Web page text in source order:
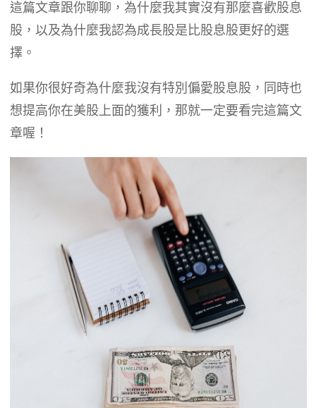
這篇文章跟你聊聊，為什麼我其實沒有那麼喜歡股息
股，以及為什麼我認為成長股是比股息股更好的選
擇。
如果你很好奇為什麼我沒有特別偏愛股息股，同時也
想提高你在美股上面的獲利，那就一定要看完這篇文
章喔！